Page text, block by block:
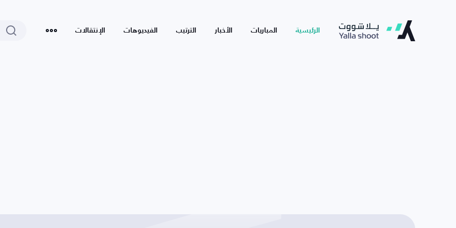
الرئيسية المباريات الأخبار الترتيب الفيديوهات الإنتقالات